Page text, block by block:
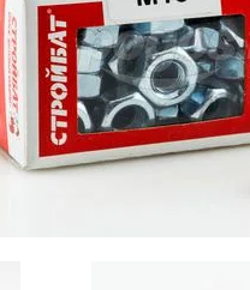
Оборудование для
высоте
Пневматика,
Промышленная
Распродажа
Расходные